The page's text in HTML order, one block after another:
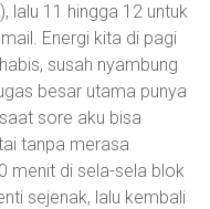
lalu 11 hingga 12 untuk
Energi kita di pagi
susah nyambung
besar utama punya
sore aku bisa
tanpa merasa
menit di sela-sela blok
sejenak, lalu kembali